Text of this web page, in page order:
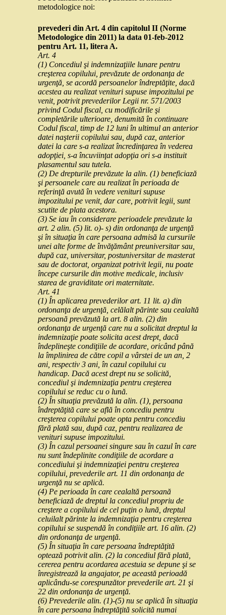
metodologice noi:
prevederi din Art. 4 din capitolul II (Norme
Metodologice din 2011) la data 01-feb-2012
pentru Art. 11, litera A.
Art. 4
(1) Concediul şi indemnizaţiile lunare pentru
creşterea copilului, prevăzute de ordonanţa de
urgenţă, se acordă persoanelor îndreptăţite, dacă
acestea au realizat venituri supuse impozitului pe
venit, potrivit prevederilor Legii nr. 571/2003
privind Codul fiscal, cu modificările şi
completările ulterioare, denumită în continuare
Codul fiscal, timp de 12 luni în ultimul an anterior
datei naşterii copilului sau, după caz, anterior
datei la care s-a realizat încredinţarea în vederea
adopţiei, s-a încuviinţat adopţia ori s-a instituit
plasamentul sau tutela.
(2) De drepturile prevăzute la alin. (1) beneficiază
şi persoanele care au realizat în perioada de
referinţă avută în vedere venituri supuse
impozitului pe venit, dar care, potrivit legii, sunt
scutite de plata acestora.
(3) Se iau în considerare perioadele prevăzute la
art. 2 alin. (5) lit. o)- s) din ordonanţa de urgenţă
şi în situaţia în care persoana admisă la cursurile
unei alte forme de învăţământ preuniversitar sau,
după caz, universitar, postuniversitar de masterat
sau de doctorat, organizat potrivit legii, nu poate
începe cursurile din motive medicale, inclusiv
starea de graviditate ori maternitate.
Art. 41
(1) În aplicarea prevederilor art. 11 lit. a) din
ordonanţa de urgenţă, celălalt părinte sau cealaltă
persoană prevăzută la art. 8 alin. (2) din
ordonanţa de urgenţă care nu a solicitat dreptul la
indemnizaţie poate solicita acest drept, dacă
îndeplineşte condiţiile de acordare, oricând până
la împlinirea de către copil a vârstei de un an, 2
ani, respectiv 3 ani, în cazul copilului cu
handicap. Dacă acest drept nu se solicită,
concediul şi indemnizaţia pentru creşterea
copilului se reduc cu o lună.
(2) În situaţia prevăzută la alin. (1), persoana
îndreptăţită care se află în concediu pentru
creşterea copilului poate opta pentru concediu
fără plată sau, după caz, pentru realizarea de
venituri supuse impozitului.
(3) În cazul persoanei singure sau în cazul în care
nu sunt îndeplinite condiţiile de acordare a
concediului şi indemnizaţiei pentru creşterea
copilului, prevederile art. 11 din ordonanţa de
urgenţă nu se aplică.
(4) Pe perioada în care cealaltă persoană
beneficiază de dreptul la concediul propriu de
creştere a copilului de cel puţin o lună, dreptul
celuilalt părinte la indemnizaţia pentru creşterea
copilului se suspendă în condiţiile art. 16 alin. (2)
din ordonanţa de urgenţă.
(5) În situaţia în care persoana îndreptăţită
optează potrivit alin. (2) la concediul fără plată,
cererea pentru acordarea acestuia se depune şi se
înregistrează la angajator, pe această perioadă
aplicându-se corespunzător prevederile art. 21 şi
22 din ordonanţa de urgenţă.
(6) Prevederile alin. (1)-(5) nu se aplică în situaţia
în care persoana îndreptăţită solicită numai